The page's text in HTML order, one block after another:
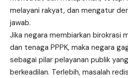
melayani rakyat, dan mengatur
jawab.
Jika negara membiarkan birokrasi
dan tenaga PPPK, maka negara
sebagai pilar pelayanan publik
berkeadilan. Terlebih, masalah